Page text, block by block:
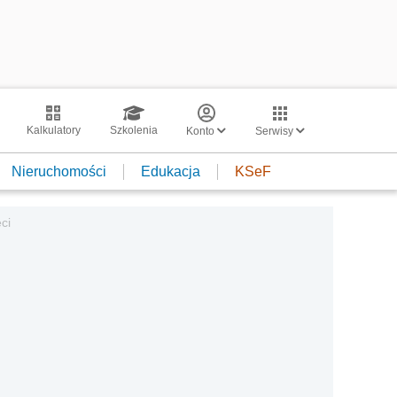
Kalkulatory Szkolenia Konto Serwisy
Nieruchomości Edukacja KSeF